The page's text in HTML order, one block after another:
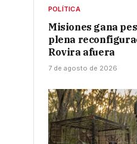
POLÍTICA
Misiones gana
plena
Rovira afuera
7 de agosto de 2026